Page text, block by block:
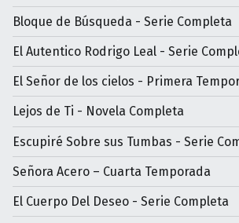
Bloque de Búsqueda - Serie Completa
El Autentico Rodrigo Leal - Serie
El Señor de los cielos - Primera
Lejos de Ti - Novela Completa
Escupiré Sobre sus Tumbas - Serie
Señora Acero – Cuarta Temporada
El Cuerpo Del Deseo - Serie Completa